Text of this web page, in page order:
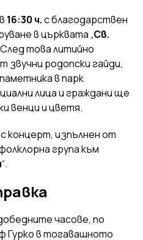
16:30 ч.с благодарствен
в църквата „Св.
След това литийно
родопски гайди,
в парк
лица и граждани ще
венци и цветя.
концерт, изпълнен от
група към
“.
часове, по
Гурко в тогавашното